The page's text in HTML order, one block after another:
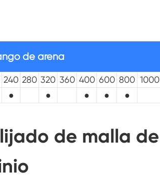
de arena
240 280 320 360 400 600 800 1000
● ● ● ● ●
de malla de